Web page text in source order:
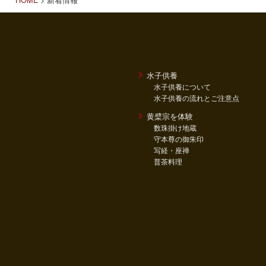
水子供養
水子供養について
水子供養の流れとご注意点
黄檗宗を体験
数珠掛け地蔵
守本尊の御朱印
写経・座禅
普茶料理